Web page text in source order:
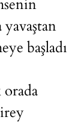
yavaştan
başladı